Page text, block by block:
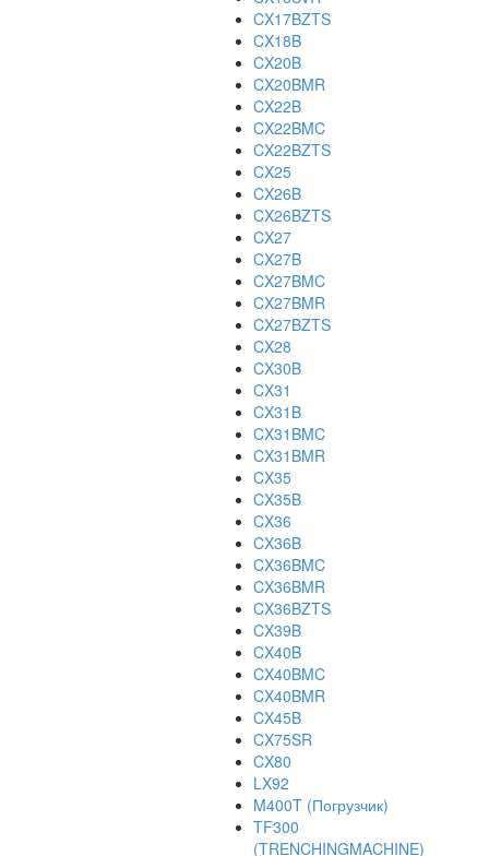
CX17BZTS
CX18B
CX20B
CX20BMR
CX22B
CX22BMC
CX22BZTS
CX25
CX26B
CX26BZTS
CX27
CX27B
CX27BMC
CX27BMR
CX27BZTS
CX28
CX30B
CX31
CX31B
CX31BMC
CX31BMR
CX35
CX35B
CX36
CX36B
CX36BMC
CX36BMR
CX36BZTS
CX39B
CX40B
CX40BMC
CX40BMR
CX45B
CX75SR
CX80
LX92
M400T (Погрузчик)
TF300
(TRENCHINGMACHINE)